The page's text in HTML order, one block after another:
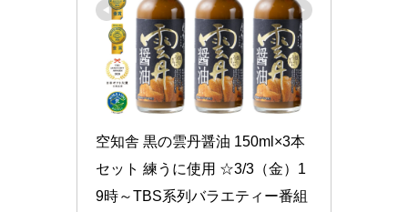
空知舎 黒の雲丹醤油 150ml×3本
セット 練うに使用 ☆3/3（金）1
9時～TBS系列バラエティー番組